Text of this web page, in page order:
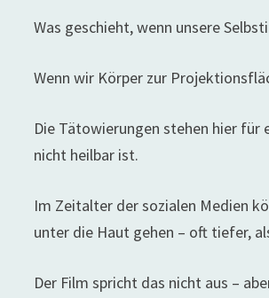
Was geschieht, wenn unsere
Wenn wir Körper zur
Die Tätowierungen stehen hier für
nicht heilbar ist.
Im Zeitalter der sozialen Medien
unter die Haut gehen – oft tiefer,
Der Film spricht das nicht aus –